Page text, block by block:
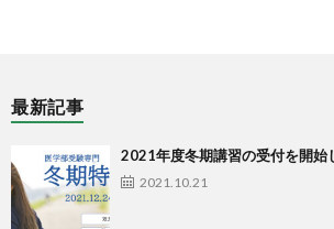
最新記事
2021年度冬期講習の受付を開始
2021.10.21